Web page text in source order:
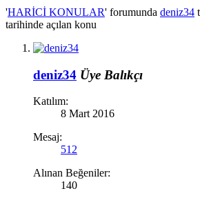
'HARİCİ KONULAR' forumunda deniz34
tarihinde açılan konu
deniz34 Üye Balıkçı
Katılım:
8 Mart 2016
Mesaj:
512
Alınan Beğeniler:
140